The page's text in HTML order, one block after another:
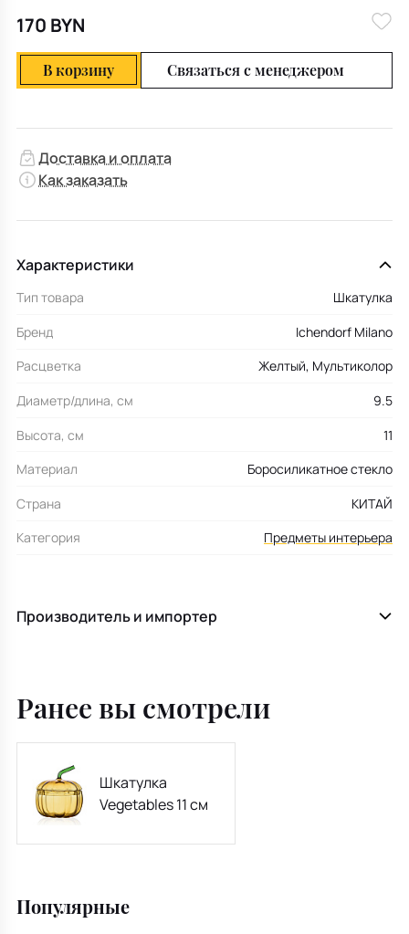
170 BYN
В корзину Связаться с менеджером
Доставка и оплата
Как заказать
Характеристики
Тип товара
Шкатулка
Бренд
Ichendorf Milano
Расцветка
Желтый, Мультиколор
Диаметр/длина, см
9.5
Высота, см
11
Материал
Боросиликатное стекло
Страна
КИТАЙ
Категория
Предметы интерьера
Производитель и импортер
Ранее вы смотрели
Шкатулка
Vegetables 11 см
Популярные